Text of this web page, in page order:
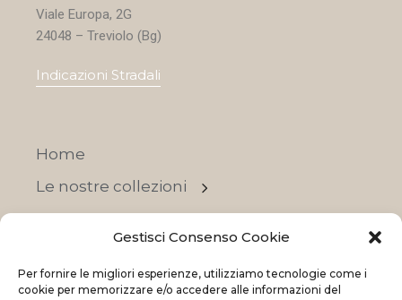
Gestisci Consenso Cookie
Per fornire le migliori esperienze, utilizziamo tecnologie come i
cookie per memorizzare e/o accedere alle informazioni del
Viale Europa, 2G
24048 – Treviolo (Bg)
Indicazioni Stradali
Home
Le nostre collezioni
OFFERTE